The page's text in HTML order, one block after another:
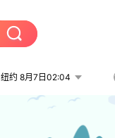
纽约 8月7日02:04